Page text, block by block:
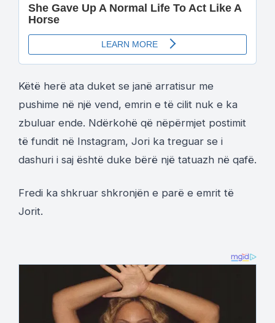
Këtë herë ata duket se janë arratisur me
pushime në një vend, emrin e të cilit nuk e ka
zbuluar ende. Ndërkohë që nëpërmjet postimit
të fundit në Instagram, Jori ka treguar se i
dashuri i saj është duke bërë një tatuazh në qafë.
Fredi ka shkruar shkronjën e parë e emrit të
Jorit.